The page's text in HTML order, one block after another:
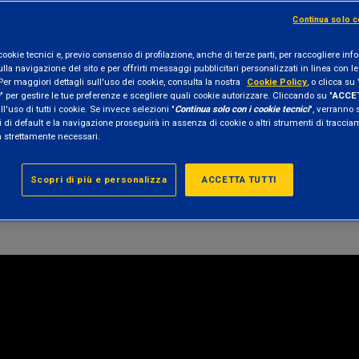
Condividi questo contenuto
Area Analisi e Ricerca di Etica Sgr,
come gestire il rischio climatico e di
la composizione di portafoglio
tecnici e, previo consenso di profilazione, anche di terze parti, per raccogliere
navigazione del sito e per offrirti messaggi pubblicitari personalizzati in linea con
maggiori dettagli sull'uso dei cookie, consulta la nostra
Cookie Policy, o clicca su "
" per gestire le tue preferenze e scegliere quali cookie autorizzare. Cliccando su "
di tutti i cookie. Se invece selezioni "Continua solo con i cookie tecnici", verranno
di default e la navigazione proseguirà in assenza di cookie o altri strumenti di
strettamente necessari.
ACCETTA TUTTI
Scopri di più e personalizza
Continua solo